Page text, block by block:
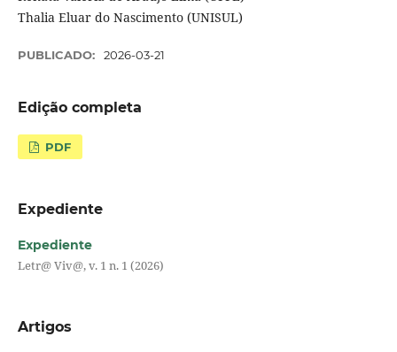
Thalia Eluar do Nascimento (UNISUL)
PUBLICADO: 2026-03-21
Edição completa
PDF
Expediente
Expediente
Letr@ Viv@, v. 1 n. 1 (2026)
Artigos